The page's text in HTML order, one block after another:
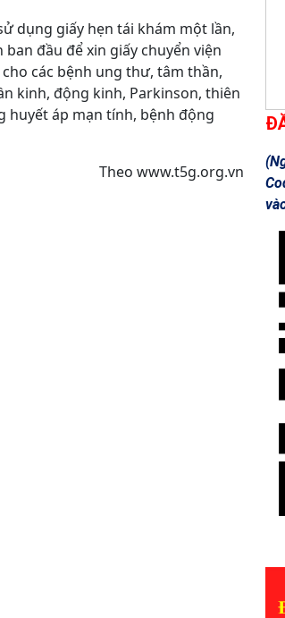
dụng giấy hẹn tái khám một lần,
đầu để xin giấy chuyển viện
các bệnh ung thư, tâm thần,
kinh, động kinh, Parkinson, thiên
huyết áp mạn tính, bệnh động
Theo www.t5g.org.vn